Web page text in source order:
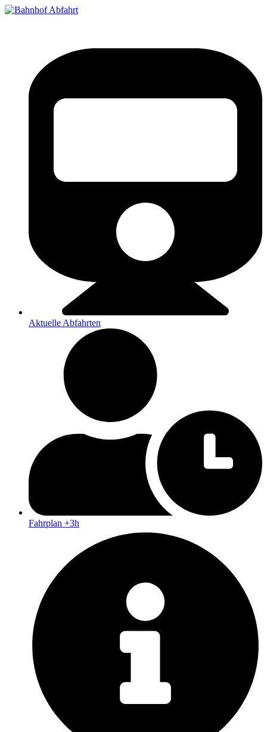
Aktuelle Abfahrten
Fahrplan +3h